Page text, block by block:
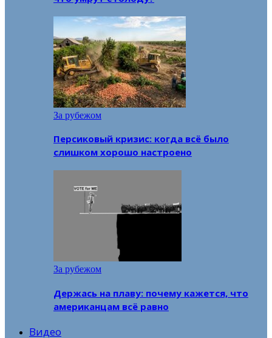
За рубежом
Персиковый кризис: когда всё было
слишком хорошо настроено
За рубежом
Держась на плаву: почему кажется, что
американцам всё равно
Видео